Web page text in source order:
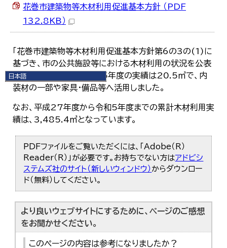
日本語
日本語
한국어
简体中文
繁體中文
花巻市建築物等木材利用促進基本方針 （PDF
132.8KB）
「花巻市建築物等木材利用促進基本方針第6の3の(1)に
基づき、市の公共施設等における木材利用の状況を公表
することとしており、令和5年度の実績は20.5㎥で、内
装材の一部や家具・備品等へ活用しました。
なお、平成27年度から令和5年度までの累計木材利用実
績は、3,485.4㎥となっています。
PDFファイルをご覧いただくには、「Adobe（R）
Reader（R）」が必要です。お持ちでない方はアドビシ
ステムズ社のサイト（新しいウィンドウ） からダウンロー
ド（無料）してください。
より良いウェブサイトにするために、ページのご感想
をお聞かせください。
このページの内容は参考になりましたか？